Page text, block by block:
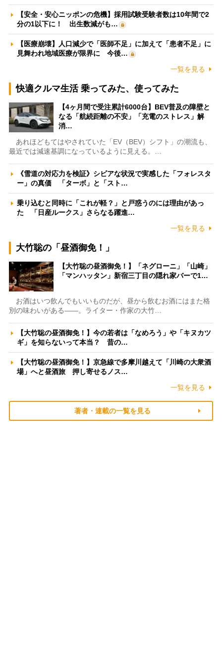
【安全・安心ニッポンの危機】採用試験受験者数は10年間で2
分の1以下に！ 出生数減がも…
【医療崩壊】人口減少で「医師不足」に加えて「患者不足」に
見舞われ地域医療が限界に 今後…
一覧を見る
快適クルマ生活 乗ってみた、使ってみた
【4ヶ月間で受注累計6000台】BEV普及の障壁と
なる「航続距離の不安」「充電のストレス」解
消…
あれほどもてはやされていた「EV（BEV）シフト」の潮流も、
最近では減速基調になっているように見える。…
《雪道の対応力を検証》シビアな状況で実感した「フォレスタ
ー」の真価 「ターボ」と「スト…
乗り込むと同時に「これが軽？」と戸惑うのには理由があっ
た 「日産ルークス」さらなる躍進…
一覧を見る
大竹聡の「昼酒御免！」
【大竹聡の昼酒御免！】「ネグローニ」「山崎」
「マンハッタン」新宿三丁目の隠れ家バーで1…
お酒はいつ飲んでもいいものだが、昼から飲むお酒にはまた格
別の味わいがある――。ライター・作家の大竹…
【大竹聡の昼酒御免！】今の若者は「なめろう」や「キヌカツ
ギ」を知らないって本当？ 昔の…
【大竹聡の昼酒御免！】京急線で多摩川越えて「川崎の大衆酒
場」へと昼酒旅 押し寄せるノス…
一覧を見る
著者・連載の一覧を見る